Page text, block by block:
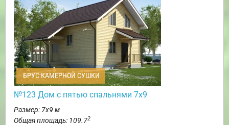
БРУС КАМЕРНОЙ СУШКИ
№123 Дом с пятью спальнями 7х9
Размер: 7х9 м
Общая площадь: 109.72